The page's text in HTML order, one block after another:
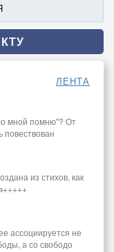
ЛЕНТА
мной помню"? От
из стихов, как
ассоциируется не
а со свободо